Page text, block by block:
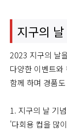
지구의
2023 지구의 날
다양한 이벤트와
함께 하며 경품
1. 지구의 날 기
'다회용 컵을 많